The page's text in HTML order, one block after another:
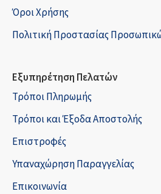
Όροι Χρήσης
Πολιτική Προστασίας
Εξυπηρέτηση Πελατών
Τρόποι Πληρωμής
Τρόποι και Έξοδα Αποστολής
Επιστροφές
Υπαναχώρηση Παραγγελίας
Επικοινωνία